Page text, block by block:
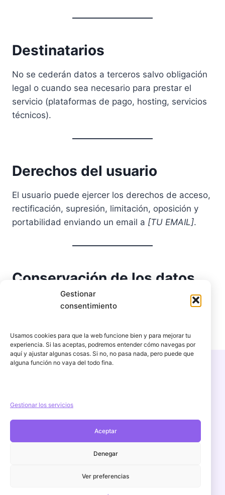
Gestionar
consentimiento
Usamos cookies para que la web funcione bien y para mejorar tu
experiencia. Si las aceptas, podremos entender cómo navegas por
aquí y ajustar algunas cosas. Si no, no pasa nada, pero puede que
alguna función no vaya del todo fina.
Gestionar los servicios
Aceptar
Denegar
Ver preferencias
Destinatarios
No se cederán datos a terceros salvo obligación
legal o cuando sea necesario para prestar el
servicio (plataformas de pago, hosting, servicios
técnicos).
Derechos del usuario
El usuario puede ejercer los derechos de acceso,
rectificación, supresión, limitación, oposición y
portabilidad enviando un email a [TU EMAIL].
Conservación de los datos
Los datos se conservarán durante el tiempo
correspondientes.
POLÍTICA DE PRIVACIDAD